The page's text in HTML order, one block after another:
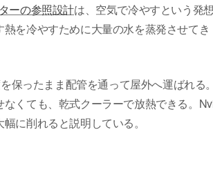
ーの参照設計は、空気で冷やすという発
を冷やすために大量の水を蒸発させてき
保ったまま配管を通って屋外へ運ばれる
くても、乾式クーラーで放熱できる。
に削れると説明している。